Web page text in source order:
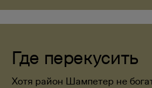
Где перекусить
Хотя район Шампетер не